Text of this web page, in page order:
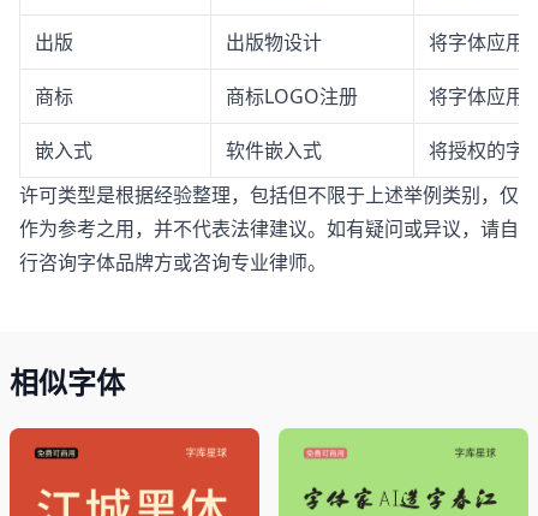
出版 出版物设计 将字体应用
商标 商标LOGO注册 将字体应用
嵌入式 软件嵌入式
将授权的字
许可类型是根据经验整理，包括但不限于上述举例类别，仅
作为参考之用，并不代表法律建议。如有疑问或异议，请自
行咨询字体品牌方或咨询专业律师。
相似字体